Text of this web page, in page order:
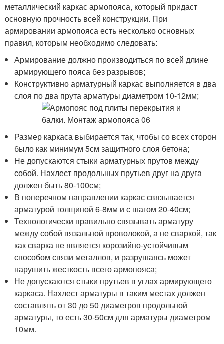
металлический каркас армопояса, который придаст
основную прочность всей конструкции. При
армировании армопояса есть несколько основных
правил, которым необходимо следовать:
Армирование должно производиться по всей длине
армирующего пояса без разрывов;
Конструктивно арматурный каркас выполняется в два
слоя по два прута арматуры диаметром 10-12мм;
Размер каркаса выбирается так, чтобы со всех сторон
было как минимум 5см защитного слоя бетона;
Не допускаются стыки арматурных прутов между
собой. Нахлест продольных прутьев друг на друга
должен быть 80-100см;
В поперечном направлении каркас связывается
арматурой толщиной 6-8мм и с шагом 20-40см;
Технологически правильно связывать арматуру
между собой вязальной проволокой, а не сваркой, так
как сварка не является корозийно-устойчивым
способом связи металлов, и разрушаясь может
нарушить жесткость всего армопояса;
Не допускаются стыки прутьев в углах армирующего
каркаса. Нахлест арматуры в таким местах должен
составлять от 30 до 50 диаметров продольной
арматуры, то есть 30-50см для арматуры диаметром
10мм.